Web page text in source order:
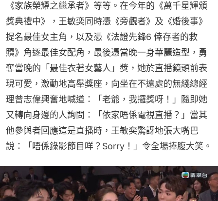
《家族榮耀之繼承者》等等。在今年的《萬千星輝頒
獎典禮中》，王敏奕同時憑《旁觀者》及《婚後事》
提名最佳女主角，以及憑《法證先鋒6 倖存者的救
贖》角逐最佳女配角，最後憑當晚一身華麗造型，勇
奪當晚的「最佳衣著女藝人」獎，她於直播鏡頭前表
現可愛，激動地高舉獎座，向坐在不遠處的無綫總經
理曾志偉興奮地喊道：「老爺，我攞獎呀！」隨即她
又轉向身邊的人詢問：「依家唔係電視直播？」當其
他參與者回應這是直播時，王敏奕驚訝地張大嘴巴
說：「唔係錄影節目咩？Sorry！」令全場捧腹大笑。